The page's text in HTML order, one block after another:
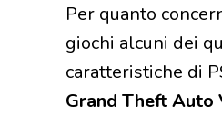
Per quanto
giochi alcuni dei
caratteristiche di
Grand Theft Auto